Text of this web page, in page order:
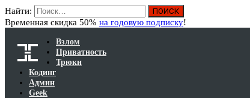
Найти:
Временная скидка 50% на годовую подписку!
Взлом
Приватность
Трюки
Кодинг
Админ
Geek